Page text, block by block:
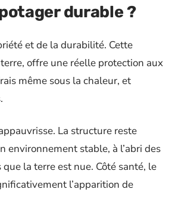
durable ?
et de la durabilité. Cette
offre une réelle protection aux
même sous la chaleur, et
La structure reste
environnement stable, à l’abri des
la terre est nue. Côté santé, le
l’apparition de